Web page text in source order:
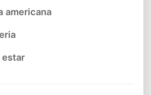
americana
estar